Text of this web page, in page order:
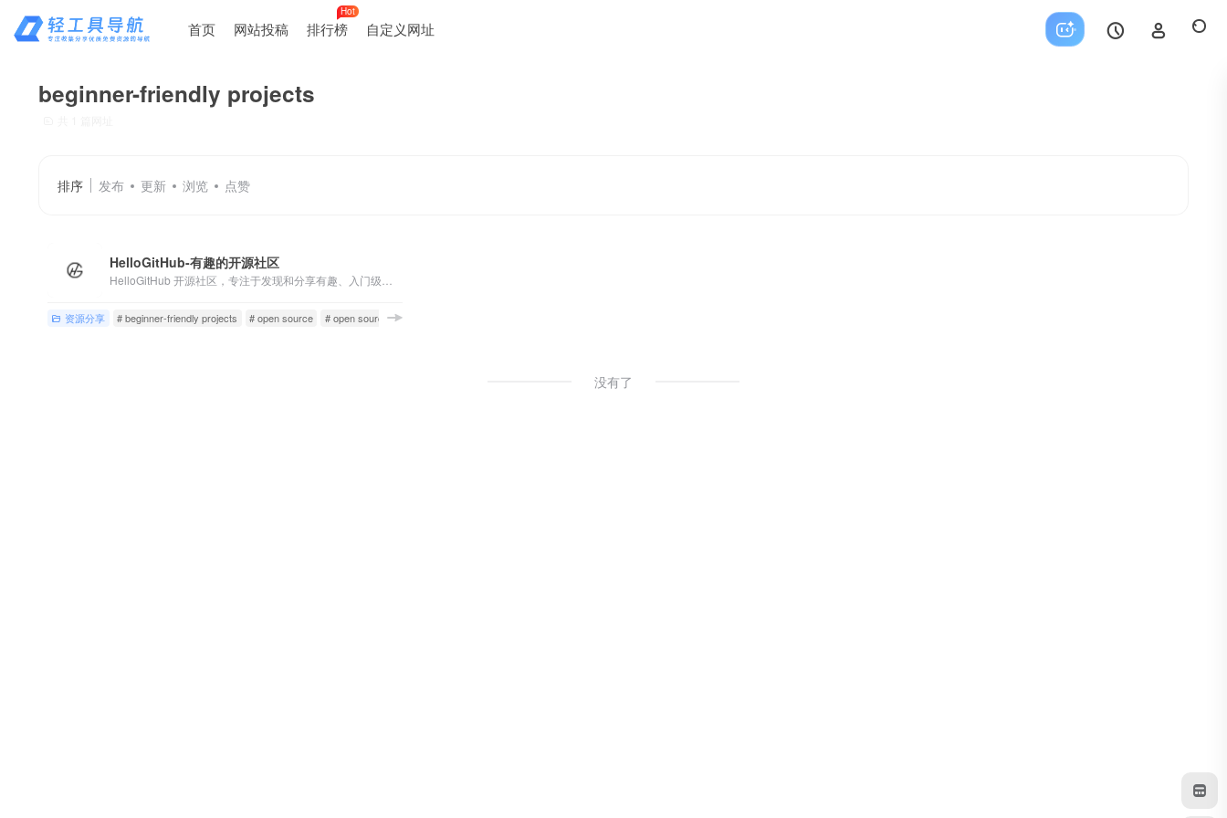
首页 网站投稿 排行榜
Hot
自定义网址
beginner-friendly projects
排序 发布 更新 浏览 点赞
HelloGitHub-有趣的开源社区
资源分享 # beginner-friendly projects # open source # open source projects
没有了